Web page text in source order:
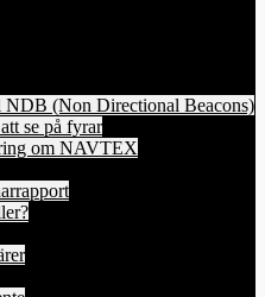
(Non Directional Beacons)
se på fyrar
om NAVTEX